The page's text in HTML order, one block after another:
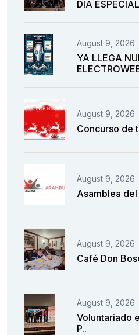
DÍA
August 9, 2026
YA LLEGA
August 9, 2026
Concurso de
August 9, 2026
Asamblea del
August 9, 2026
Café Don
August 9, 2026
Voluntariado
P..